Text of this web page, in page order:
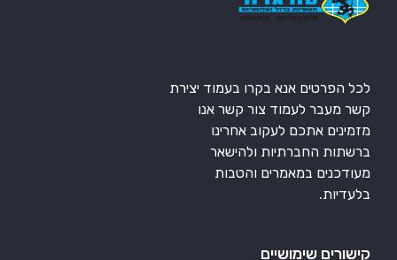
לכל הפרטים אנא בקרו בעמוד יצירת
קשר מעבר לעמוד צור קשר אנו
מזמינים אתכם לעקוב אחרינו
ברשתות החברתיות ולהישאר
מעודכנים במאמרים והטבות
בלעדיות.
קישורים שימושיים